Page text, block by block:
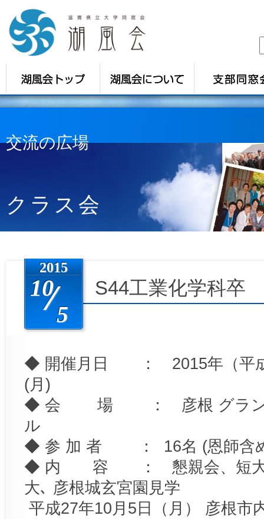
交流の広場
クラス会
2015
10
5
S44工業化学科卒
◆ 開催月日 ： 2015年（平成
(月)
◆ 会 場 ： 彦根 グランド
ル
◆ 参 加 者 ： 16名 (恩師含
◆ 内 容 ： 懇親会、短大
大､ 彦根城玄宮園見学
平成27年10月5日（月） 彦根